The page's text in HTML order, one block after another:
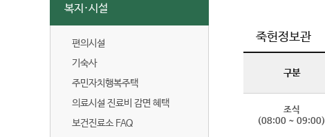
복지·시설
편의시설
기숙사
주민자치행복주택
의료시설 진료비 감면 혜택
보건진료소 FAQ
죽헌정보관
구분
조식
(08:00 ~ 09:00)